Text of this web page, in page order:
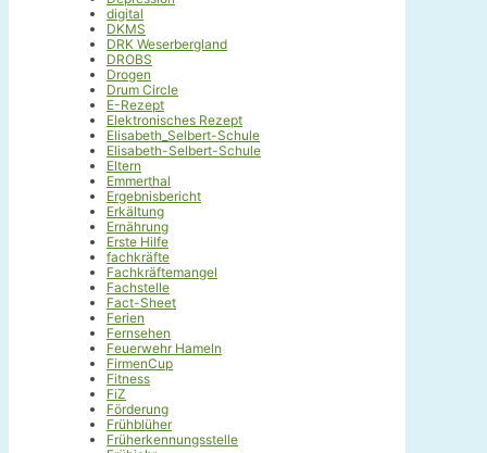
digital
DKMS
DRK Weserbergland
DROBS
Drogen
Drum Circle
E-Rezept
Elektronisches Rezept
Elisabeth_Selbert-Schule
Elisabeth-Selbert-Schule
Eltern
Emmerthal
Ergebnisbericht
Erkältung
Ernährung
Erste Hilfe
fachkräfte
Fachkräftemangel
Fachstelle
Fact-Sheet
Ferien
Fernsehen
Feuerwehr Hameln
FirmenCup
Fitness
FiZ
Förderung
Frühblüher
Früherkennungsstelle